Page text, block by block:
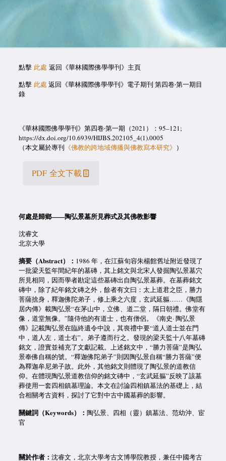
點擊 此處 返回《華林國際佛學學刊》主頁
點擊 此處 返回《華林國際佛學學刊》電子期刊 第四卷‧第一期目
錄
《華林國際佛學學刊》第四卷‧第一期（2021）：95–121;
https://dx.doi.org/10.6939/HIJBS.202105_4(1).0005
（本文屬於專刊 《佛教的跨地域傳播與佛教寫本研究》 ）
PDF 全文下載
何處是歸鄉——陶弘景墓所見葬式及其佛教影響
沈睿文
北京大學
摘要（Abstract） ： 1986 年，在江蘇旬容朱楊館舊址附近發現了
一批梁天監年間紀年的墓磚，其上銘文與北宋人發掘陶弘景墓穴
所見相同，因而學者勘定這些墓磚出自陶弘景墓葬。在墓葬銘文
磚中，除了紀年銘文磚之外，餘者有文曰：太上道君之臣，勝力
菩薩捨身，釋迦佛陀弟子，修上乘之六度，玄武延軀……《陶隱
居內傳》載陶弘景“在茅山中，立佛、道二堂，隔日朝禮。佛堂有
像，道堂無像。”隨侍他的有道士，也有僧侶。《南史· 陶弘景
傳》記載陶弘景在臨終遺令中說，其喪禮中要“道人道士並在門
中，道人左，道士右”。弟子遵而行之。發現的梁天監十八年墓磚
銘文，證實並補充了文獻記載。上述銘文中，“勝力菩薩”是陶弘
景奉佛自稱的號。“釋迦佛陀弟子”則因陶弘景自稱“勝力菩薩”便
為釋迦牟尼弟子故。此外，其他銘文則體現了陶弘景的道教信
仰。在體現陶弘景道教信仰的銘文磚中，“玄武延軀”反映了該墓
葬使用一套四相鎮墓理論。本文在討論四相鎮墓法的基礎上，結
合相關考古資料，探討了它對中古中國墓葬的影響。
關鍵詞（Keywords）： 陶弘景、四相（靈）鎮墓法、范幼沖、宦
官
關於作者： 沈睿文，北京大學考古文博學院教授，兼任中國考古